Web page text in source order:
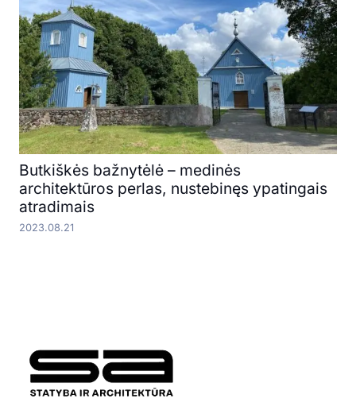
Butkiškės bažnytėlė – medinės
architektūros perlas, nustebinęs ypatingais
atradimais
2023.08.21